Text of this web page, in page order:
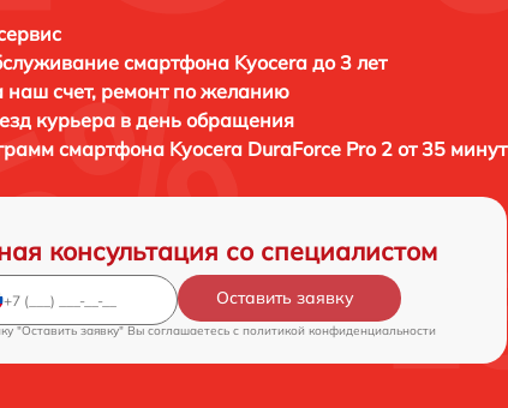
смартфона Kyocera до 3 лет
наш счет, ремонт по желанию
курьера в день обращения
смартфона Kyocera DuraForce Pro 2 от 35 минут
консультация со специалистом
Оставить заявку
"Оставить заявку" Вы соглашаетесь c политикой конфиденциальности